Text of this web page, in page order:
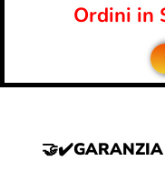
Ordini in